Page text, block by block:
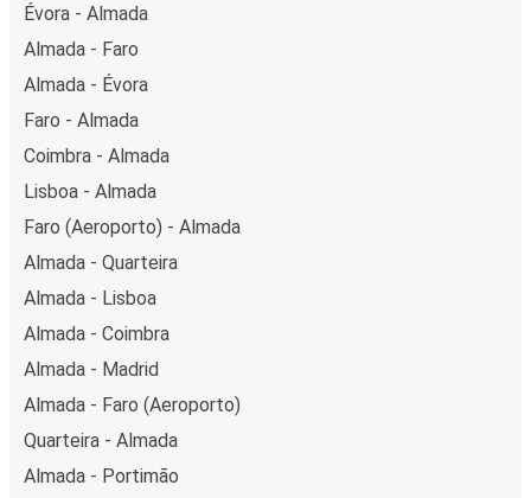
Évora - Almada
Almada - Faro
Almada - Évora
Faro - Almada
Coimbra - Almada
Lisboa - Almada
Faro (Aeroporto) - Almada
Almada - Quarteira
Almada - Lisboa
Almada - Coimbra
Almada - Madrid
Almada - Faro (Aeroporto)
Quarteira - Almada
Almada - Portimão